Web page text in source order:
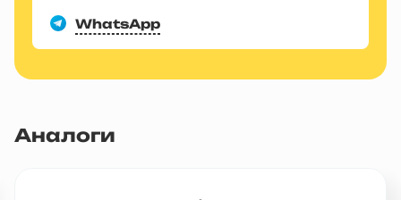
WhatsApp
Аналоги